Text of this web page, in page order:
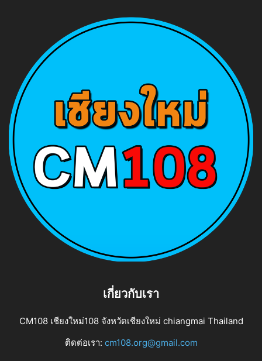
เกี่ยวกับเรา
CM108 เชียงใหม่108 จังหวัดเชียงใหม่ chiangmai Thailand
ติดต่อเรา: cm108.org@gmail.com